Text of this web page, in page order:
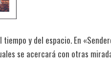
y del espacio. En
se acercará con otras